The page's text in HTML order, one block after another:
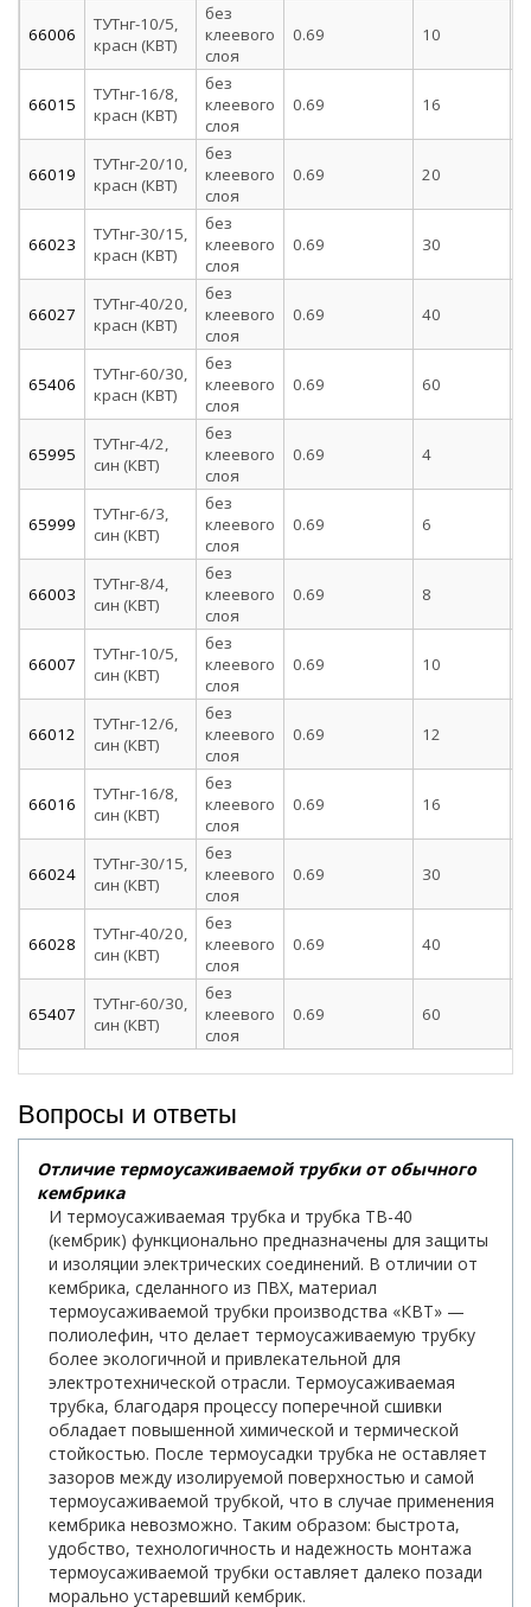
66006
ТУТнг-10/5,
красн (КВТ)
без
клеевого
слоя
0.69 10
66015
ТУТнг-16/8,
красн (КВТ)
без
клеевого
слоя
0.69 16
66019
ТУТнг-20/10,
красн (КВТ)
без
клеевого
слоя
0.69 20
66023
ТУТнг-30/15,
красн (КВТ)
без
клеевого
слоя
0.69 30
66027
ТУТнг-40/20,
красн (КВТ)
без
клеевого
слоя
0.69 40
65406
ТУТнг-60/30,
красн (КВТ)
без
клеевого
слоя
0.69 60
65995
ТУТнг-4/2,
син (КВТ)
без
клеевого
слоя
0.69 4
65999
ТУТнг-6/3,
син (КВТ)
без
клеевого
слоя
0.69 6
66003
ТУТнг-8/4,
син (КВТ)
без
клеевого
слоя
0.69 8
66007
ТУТнг-10/5,
син (КВТ)
без
клеевого
слоя
0.69 10
66012
ТУТнг-12/6,
син (КВТ)
без
клеевого
слоя
0.69 12
66016
ТУТнг-16/8,
син (КВТ)
без
клеевого
слоя
0.69 16
66024
ТУТнг-30/15,
син (КВТ)
без
клеевого
слоя
0.69 30
66028
ТУТнг-40/20,
син (КВТ)
без
клеевого
слоя
0.69 40
65407
ТУТнг-60/30,
син (КВТ)
без
клеевого
слоя
0.69 60
Вопросы и ответы
Отличие термоусаживаемой трубки от обычного
кембрика
И термоусаживаемая трубка и трубка ТВ-40
(кембрик) функционально предназначены для защиты
и изоляции электрических соединений. В отличии от
кембрика, сделанного из ПВХ, материал
термоусаживаемой трубки производства «КВТ» —
полиолефин, что делает термоусаживаемую трубку
более экологичной и привлекательной для
электротехнической отрасли. Термоусаживаемая
трубка, благодаря процессу поперечной сшивки
обладает повышенной химической и термической
стойкостью. После термоусадки трубка не оставляет
зазоров между изолируемой поверхностью и самой
термоусаживаемой трубкой, что в случае применения
кембрика невозможно. Таким образом: быстрота,
удобство, технологичность и надежность монтажа
термоусаживаемой трубки оставляет далеко позади
морально устаревший кембрик.